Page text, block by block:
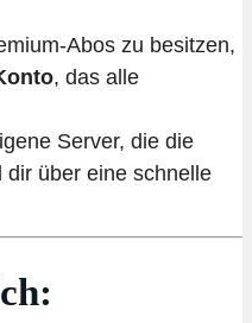
Abos zu besitzen,
, das alle
Server, die die
dir über eine schnelle